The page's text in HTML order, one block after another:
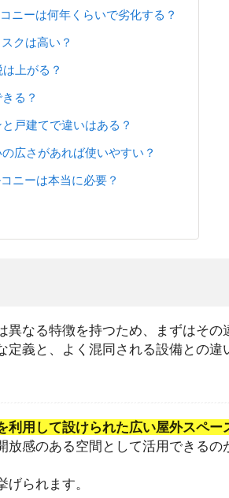
ニーは何年くらいで劣化する？
クは高い？
上がる？
る？
戸建てで違いはある？
広さがあれば使いやすい？
ニーは本当に必要？
異なる特徴を持つため、まずはその
義と、よく混同される設備との違
利用して設けられた広い屋外スペー
感のある空間として活用できるの
られます。